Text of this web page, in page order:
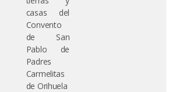
casas del
Convento
de San
Pablo de
Padres
Carmelitas
de Orihuela